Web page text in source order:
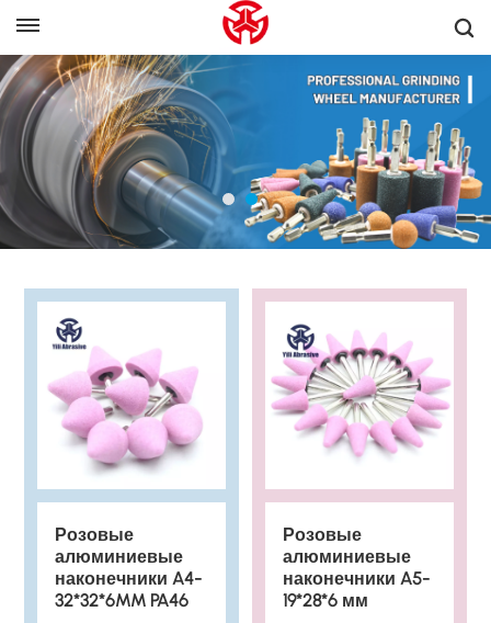
Розовые
алюминиевые
наконечники A4-
32*32*6MM PA46
Розовые
алюминиевые
наконечники A5-
19*28*6 мм